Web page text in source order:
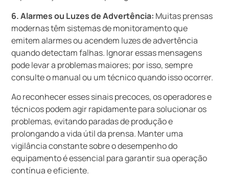
6. Alarmes ou Luzes de Advertência: Muitas prensas
modernas têm sistemas de monitoramento que
emitem alarmes ou acendem luzes de advertência
quando detectam falhas. Ignorar essas mensagens
pode levar a problemas maiores; por isso, sempre
consulte o manual ou um técnico quando isso ocorrer.
Ao reconhecer esses sinais precoces, os operadores e
técnicos podem agir rapidamente para solucionar os
problemas, evitando paradas de produção e
prolongando a vida útil da prensa. Manter uma
vigilância constante sobre o desempenho do
equipamento é essencial para garantir sua operação
contínua e eficiente.